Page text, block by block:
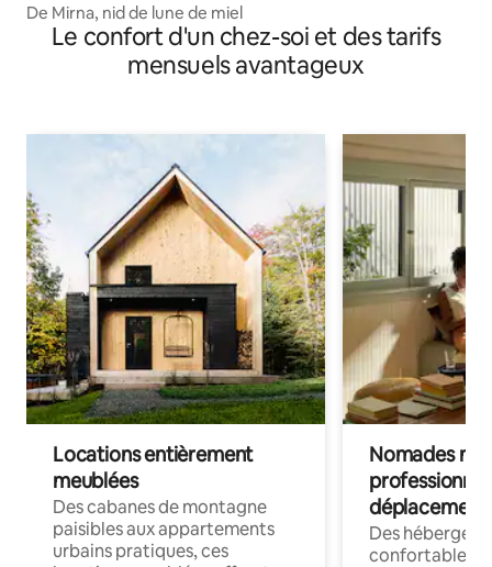
De Mirna, nid de lune de miel
Le confort d'un chez-soi et des tarifs
mensuels avantageux
Locations entièrement
meublées
Des cabanes de montagne
paisibles aux appartements
urbains pratiques, ces
Nomades
déplacement
Des
confortables